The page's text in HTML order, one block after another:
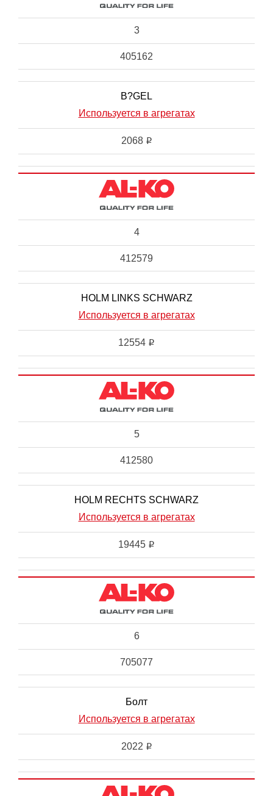
3
405162
B?GEL
Используется в агрегатах
2068 i
4
412579
HOLM LINKS SCHWARZ
Используется в агрегатах
12554 i
5
412580
HOLM RECHTS SCHWARZ
Используется в агрегатах
19445 i
6
705077
Болт
Используется в агрегатах
2022 i